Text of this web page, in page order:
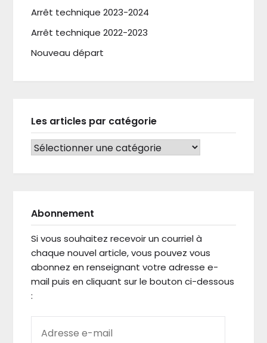
Arrêt technique 2023-2024
Arrêt technique 2022-2023
Nouveau départ
Les articles par catégorie
LES ARTICLES PAR CATÉGORIE
Abonnement
Si vous souhaitez recevoir un courriel à
chaque nouvel article, vous pouvez vous
abonnez en renseignant votre adresse e-
mail puis en cliquant sur le bouton ci-dessous
: